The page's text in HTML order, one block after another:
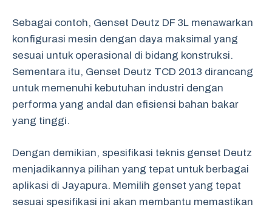
Sebagai contoh, Genset Deutz DF 3L menawarkan
konfigurasi mesin dengan daya maksimal yang
sesuai untuk operasional di bidang konstruksi.
Sementara itu, Genset Deutz TCD 2013 dirancang
untuk memenuhi kebutuhan industri dengan
performa yang andal dan efisiensi bahan bakar
yang tinggi.
Dengan demikian, spesifikasi teknis genset Deutz
menjadikannya pilihan yang tepat untuk berbagai
aplikasi di Jayapura. Memilih genset yang tepat
sesuai spesifikasi ini akan membantu memastikan